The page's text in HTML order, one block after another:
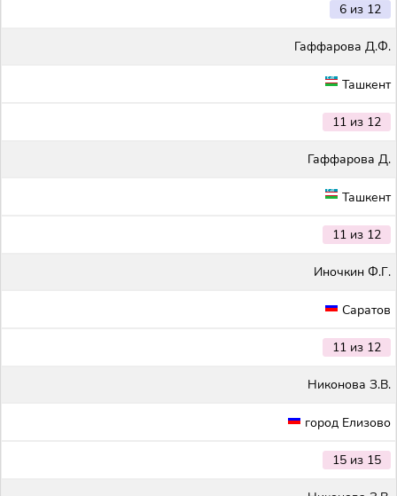
6 из 12
Гаффарова Д.Ф.
Ташкент
11 из 12
Гаффарова Д.
Ташкент
11 из 12
Иночкин Ф.Г.
Саратов
11 из 12
Никонова З.В.
город Елизово
15 из 15